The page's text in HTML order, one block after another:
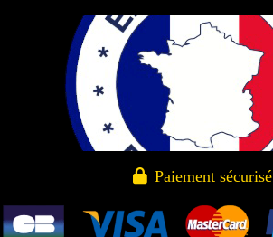
 Paiement sécurisé